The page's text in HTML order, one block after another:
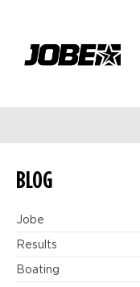
BLOG
Jobe
Results
Boating